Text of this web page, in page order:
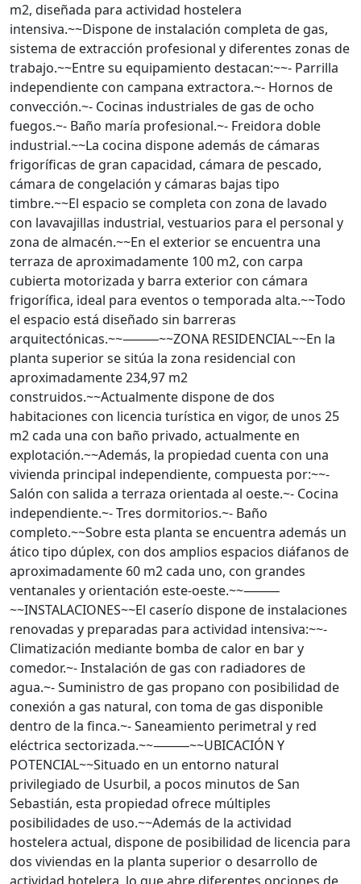
m2, diseñada para actividad hostelera
intensiva.~~Dispone de instalación completa de gas,
sistema de extracción profesional y diferentes zonas de
trabajo.~~Entre su equipamiento destacan:~~- Parrilla
independiente con campana extractora.~- Hornos de
convección.~- Cocinas industriales de gas de ocho
fuegos.~- Baño maría profesional.~- Freidora doble
industrial.~~La cocina dispone además de cámaras
frigoríficas de gran capacidad, cámara de pescado,
cámara de congelación y cámaras bajas tipo
timbre.~~El espacio se completa con zona de lavado
con lavavajillas industrial, vestuarios para el personal y
zona de almacén.~~En el exterior se encuentra una
terraza de aproximadamente 100 m2, con carpa
cubierta motorizada y barra exterior con cámara
frigorífica, ideal para eventos o temporada alta.~~Todo
el espacio está diseñado sin barreras
arquitectónicas.~~⸻~~ZONA RESIDENCIAL~~En la
planta superior se sitúa la zona residencial con
aproximadamente 234,97 m2
construidos.~~Actualmente dispone de dos
habitaciones con licencia turística en vigor, de unos 25
m2 cada una con baño privado, actualmente en
explotación.~~Además, la propiedad cuenta con una
vivienda principal independiente, compuesta por:~~-
Salón con salida a terraza orientada al oeste.~- Cocina
independiente.~- Tres dormitorios.~- Baño
completo.~~Sobre esta planta se encuentra además un
ático tipo dúplex, con dos amplios espacios diáfanos de
aproximadamente 60 m2 cada uno, con grandes
ventanales y orientación este-oeste.~~⸻
~~INSTALACIONES~~El caserío dispone de instalaciones
renovadas y preparadas para actividad intensiva:~~-
Climatización mediante bomba de calor en bar y
comedor.~- Instalación de gas con radiadores de
agua.~- Suministro de gas propano con posibilidad de
conexión a gas natural, con toma de gas disponible
dentro de la finca.~- Saneamiento perimetral y red
eléctrica sectorizada.~~⸻~~UBICACIÓN Y
POTENCIAL~~Situado en un entorno natural
privilegiado de Usurbil, a pocos minutos de San
Sebastián, esta propiedad ofrece múltiples
posibilidades de uso.~~Además de la actividad
hostelera actual, dispone de posibilidad de licencia para
dos viviendas en la planta superior o desarrollo de